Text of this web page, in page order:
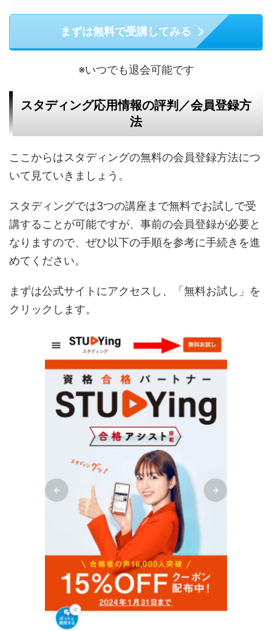
まずは無料で受講してみる
※いつでも退会可能です
スタディング応用情報の評判／会員登録方
法
ここからはスタディングの無料の会員登録方法につ
いて見ていきましょう。
スタディングでは3つの講座まで無料でお試しで受
講することが可能ですが、事前の会員登録が必要と
なりますので、ぜひ以下の手順を参考に手続きを進
めてください。
まずは公式サイトにアクセスし、「無料お試し」を
クリックします。